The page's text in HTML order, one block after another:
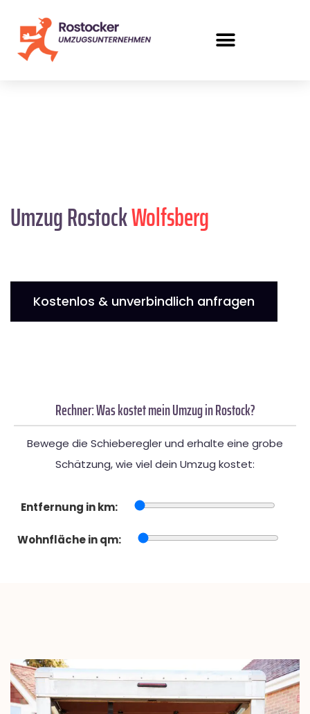
Umzug RostockWolfsberg
Kostenlos & unverbindlich anfragen
Rechner: Was kostet mein Umzug in Rostock?
Bewege die Schieberegler und erhalte eine grobe
Schätzung, wie viel dein Umzug kostet:
Entfernung in km:
Wohnfläche in qm: